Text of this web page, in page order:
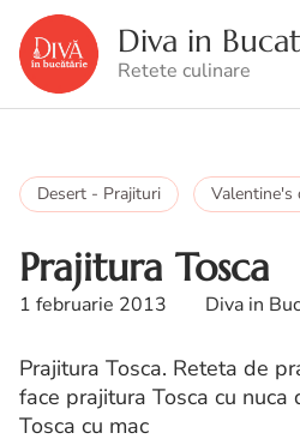
Diva in
Retete culinare
Desert - Prajituri Valentine's
Prajitura Tosca
1 februarie 2013 Diva in
Prajitura Tosca. Reteta de
face prajitura Tosca cu nuca
Tosca cu mac